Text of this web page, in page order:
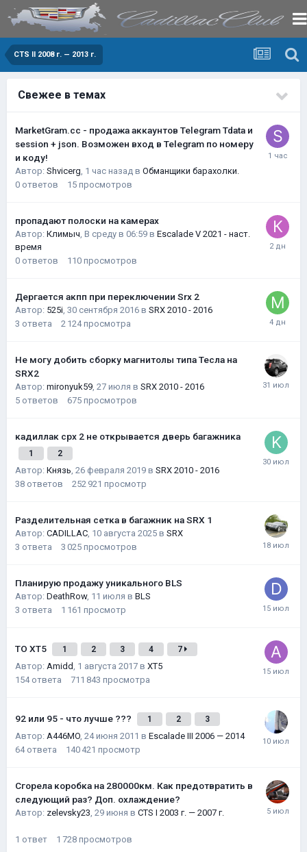
CTS II 2008 г. — 2013 г.
Свежее в темах
MarketGram.cc - продажа аккаунтов Telegram Tdata и
session + json. Возможен вход в Telegram по номеру
и коду!
Автор: Shvicerg, 1 час назад в Обманщики барахолки.
0 ответов 15 просмотров
пропадают полоски на камерах
Автор: Климыч, В среду в 06:59 в Escalade V 2021 - наст.
время
0 ответов 110 просмотров
Дергается акпп при переключении Srx 2
Автор: 525i, 30 сентября 2016 в SRX 2010 - 2016
3 ответа 2 124 просмотра
Не могу добить сборку магнитолы типа Тесла на
SRX2
Автор: mironyuk59, 27 июля в SRX 2010 - 2016
5 ответов 675 просмотров
кадиллак срх 2 не открывается дверь багажника
1 2
Автор: Князь, 26 февраля 2019 в SRX 2010 - 2016
38 ответов 252 921 просмотр
Разделительная сетка в багажник на SRX 1
Автор: CADILLAC, 10 августа 2025 в SRX
3 ответа 3 025 просмотров
Планирую продажу уникального BLS
Автор: DeathRow, 11 июля в BLS
3 ответа 1 161 просмотр
ТО XT5 1 2 3 4 7
Автор: Amidd, 1 августа 2017 в XT5
154 ответа 711 843 просмотра
92 или 95 - что лучше ??? 1 2 3
Автор: A446MO, 24 июня 2011 в Escalade III 2006 — 2014
64 ответа 140 421 просмотр
Сгорела коробка на 280000км. Как предотвратить в
следующий раз? Доп. охлаждение?
Автор: zelevsky23, 29 июня в CTS I 2003 г. — 2007 г.
1 ответ 1 728 просмотров